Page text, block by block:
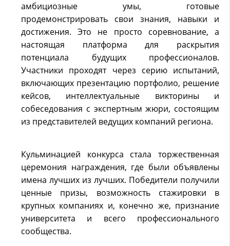
амбициозные умы, готовые
продемонстрировать свои знания, навыки и
достижения. Это не просто соревнование, а
настоящая платформа для раскрытия
потенциала будущих профессионалов.
Участники проходят через серию испытаний,
включающих презентацию портфолио, решение
кейсов, интеллектуальные викторины и
собеседования с экспертным жюри, состоящим
из представителей ведущих компаний региона.
Кульминацией конкурса стала торжественная
церемония награждения, где были объявлены
имена лучших из лучших. Победители получили
ценные призы, возможность стажировки в
крупных компаниях и, конечно же, признание
университета и всего профессионального
сообщества.